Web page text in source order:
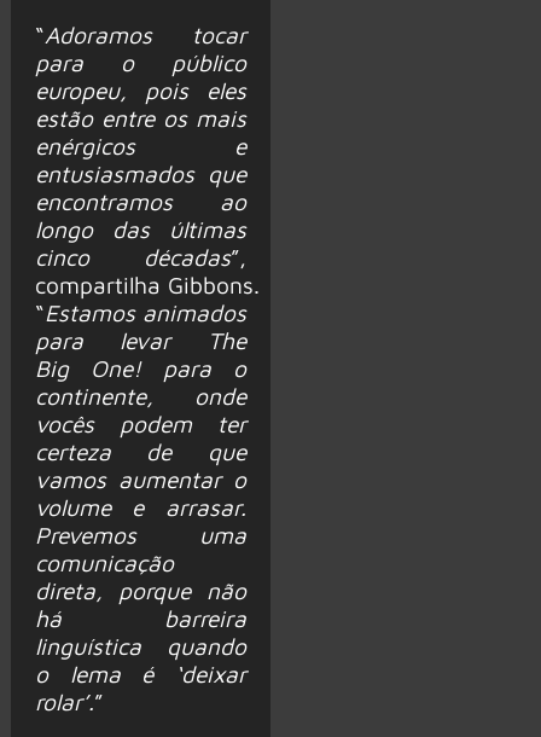
“Adoramos tocar
para o público
europeu, pois eles
estão entre os mais
enérgicos e
entusiasmados que
encontramos ao
longo das últimas
cinco décadas”,
compartilha Gibbons.
“Estamos animados
para levar The
Big One! para o
continente, onde
vocês podem ter
certeza de que
vamos aumentar o
volume e arrasar.
Prevemos uma
comunicação
direta, porque não
há barreira
linguística quando
o lema é ‘deixar
rolar’.”